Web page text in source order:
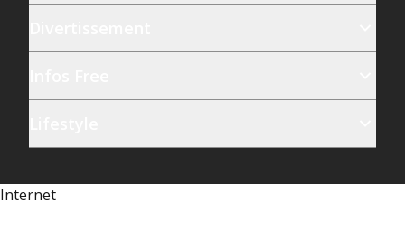
Internet